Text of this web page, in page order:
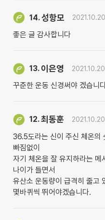
14.성항모
좋은 글 감사합니다
13. 이은영
꾸준한 운동 신경써야 겠습니
12.최동훈
36.5도라는 신이 주신 체온의
빠짐없이
자기 체온을 잘 유지하라는 메
나이가 들면서
유산소 운동량이 급격히 줄고
몇바퀴씩 뛰어야겠습니다.